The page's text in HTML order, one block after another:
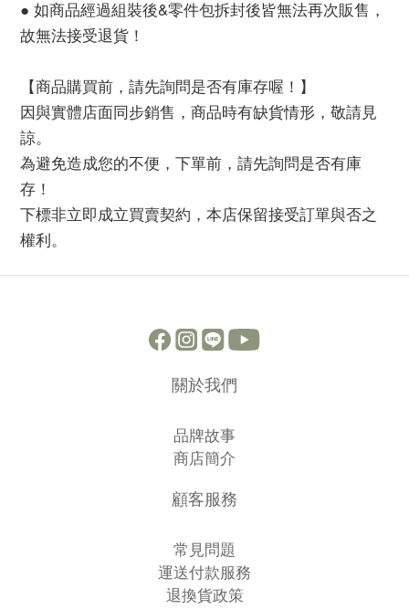
● 如商品經過組裝後&零件包拆封後皆無法再次販售，
故無法接受退貨！
【商品購買前，請先詢問是否有庫存喔！】
因與實體店面同步銷售，商品時有缺貨情形，敬請見
諒。
為避免造成您的不便，下單前，請先詢問是否有庫
存！
下標非立即成立買賣契約，本店保留接受訂單與否之
權利。
關於我們
品牌故事
商店簡介
顧客服務
常見問題
運送付款服務
退換貨政策